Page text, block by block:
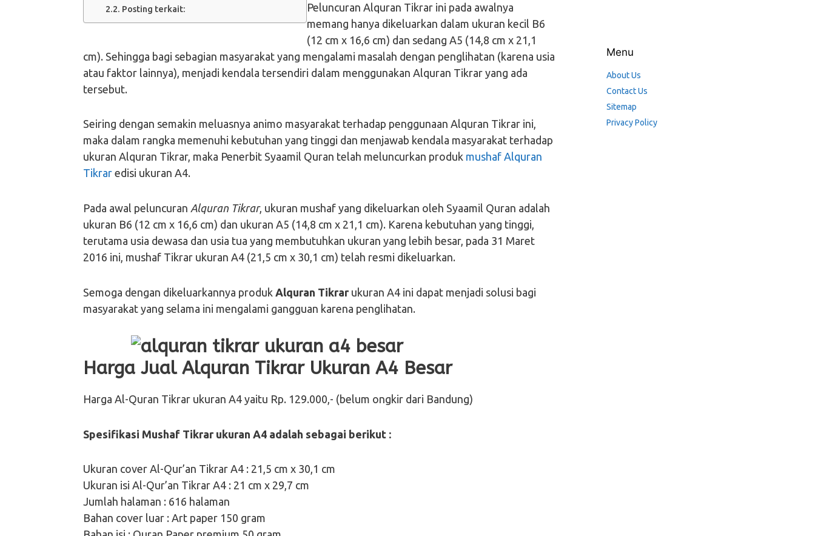
Posting terkait:
Peluncuran Alquran Tikrar ini pada awalnya
memang hanya dikeluarkan dalam ukuran kecil B6
(12 cm x 16,6 cm) dan sedang A5 (14,8 cm x 21,1
cm). Sehingga bagi sebagian masyarakat yang mengalami masalah dengan penglihatan (karena usia
atau faktor lainnya), menjadi kendala tersendiri dalam menggunakan Alquran Tikrar yang ada
tersebut.
Seiring dengan semakin meluasnya animo masyarakat terhadap penggunaan Alquran Tikrar ini,
maka dalam rangka memenuhi kebutuhan yang tinggi dan menjawab kendala masyarakat terhadap
ukuran Alquran Tikrar, maka Penerbit Syaamil Quran telah meluncurkan produk mushaf Alquran
Tikrar edisi ukuran A4.
Pada awal peluncuran Alquran Tikrar, ukuran mushaf yang dikeluarkan oleh Syaamil Quran adalah
ukuran B6 (12 cm x 16,6 cm) dan ukuran A5 (14,8 cm x 21,1 cm). Karena kebutuhan yang tinggi,
terutama usia dewasa dan usia tua yang membutuhkan ukuran yang lebih besar, pada 31 Maret
2016 ini, mushaf Tikrar ukuran A4 (21,5 cm x 30,1 cm) telah resmi dikeluarkan.
Semoga dengan dikeluarkannya produk Alquran Tikrar ukuran A4 ini dapat menjadi solusi bagi
masyarakat yang selama ini mengalami gangguan karena penglihatan.
Harga Jual Alquran Tikrar Ukuran A4 Besar
Harga Al-Quran Tikrar ukuran A4 yaitu Rp. 129.000,- (belum ongkir dari Bandung)
Spesifikasi Mushaf Tikrar ukuran A4 adalah sebagai berikut :
Ukuran cover Al-Qur’an Tikrar A4 : 21,5 cm x 30,1 cm
Ukuran isi Al-Qur’an Tikrar A4 : 21 cm x 29,7 cm
Jumlah halaman : 616 halaman
Bahan cover luar : Art paper 150 gram
Menu
About Us
Contact Us
Sitemap
Privacy Policy